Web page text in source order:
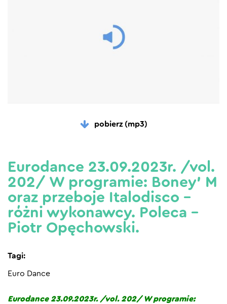
pobierz (mp3)
Eurodance 23.09.2023r. /vol.
202/ W programie: Boney’ M
oraz przeboje Italodisco –
różni wykonawcy. Poleca –
Piotr Opęchowski.
Tagi:
Euro Dance
Eurodance 23.09.2023r. /vol. 202/ W programie: